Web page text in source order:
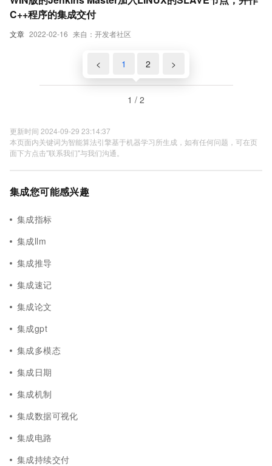
文章 2022-02-16 来自：开发者社区
C++程序的集成交付
< 1 2 >
1 / 2
更新时间 2024-09-29 23:14:37
本页面内关键词为智能算法引擎基于机器学习所生成，如有任何问题，可在页
面下方点击"联系我们"与我们沟通。
集成您可能感兴趣
集成指标
集成llm
集成推导
集成速记
集成论文
集成gpt
集成多模态
集成日期
集成机制
集成数据可视化
集成电路
集成持续交付